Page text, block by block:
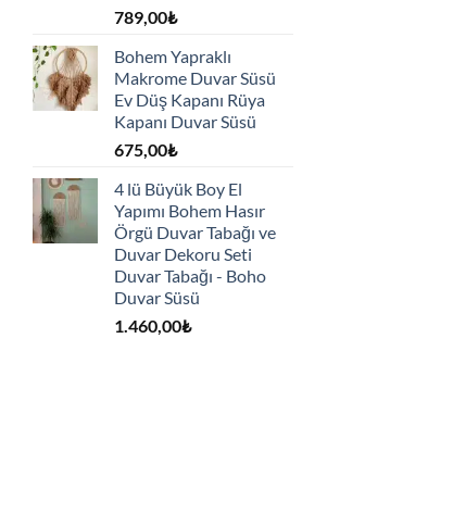
789,00₺
Bohem Yapraklı
Makrome Duvar Süsü
Ev Düş Kapanı Rüya
Kapanı Duvar Süsü
675,00₺
4 lü Büyük Boy El
Yapımı Bohem Hasır
Örgü Duvar Tabağı ve
Duvar Dekoru Seti
Duvar Tabağı - Boho
Duvar Süsü
1.460,00₺